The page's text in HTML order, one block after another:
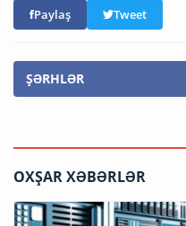
Paylaş Tweet
ŞƏRHLƏR
OXŞAR XƏBƏRLƏR